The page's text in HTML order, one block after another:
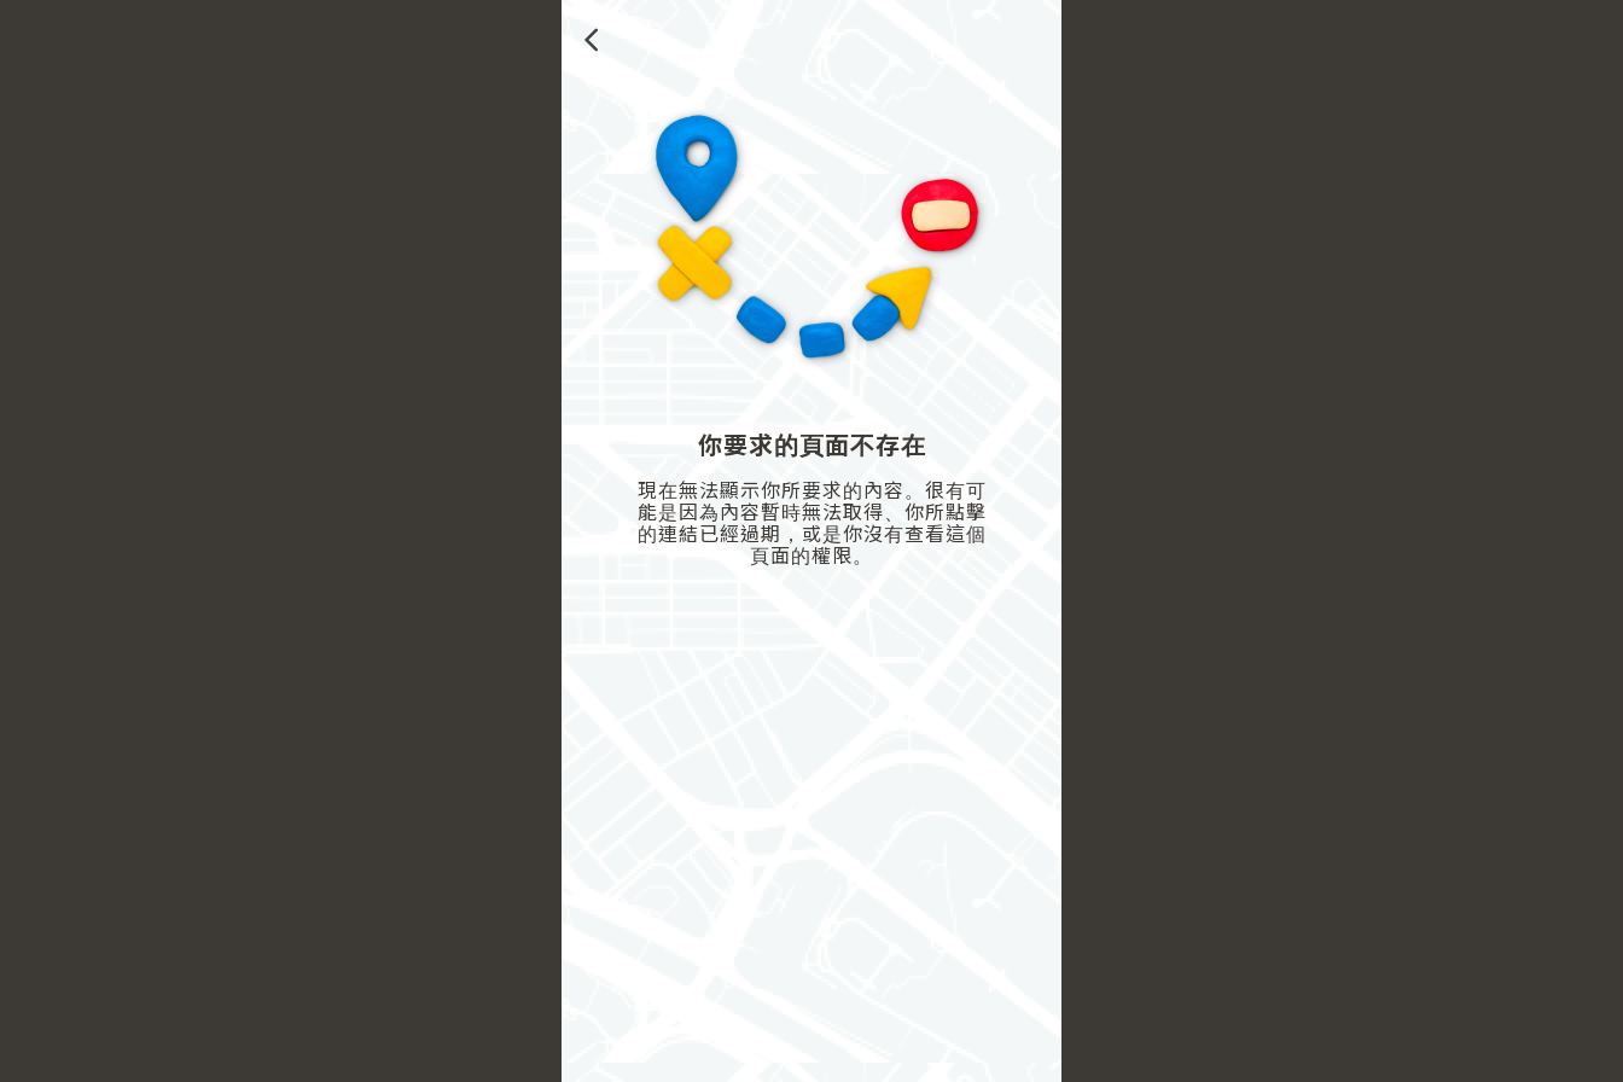
你要求的頁面不存在
現在無法顯示你所要求的內容。很有可
能是因為內容暫時無法取得、你所點擊
的連結已經過期，或是你沒有查看這個
頁面的權限。